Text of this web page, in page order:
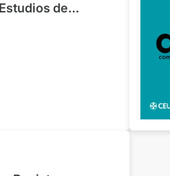
de
Sociales.
2025